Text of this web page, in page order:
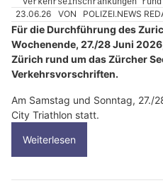
23.06.26 VON POLIZEI.NEWS
Für die Durchführung des
Wochenende, 27./28 Juni
Zürich rund um das Zürcher
Verkehrsvorschriften.
Am Samstag und Sonntag, 27./
City Triathlon statt.
Weiterlesen